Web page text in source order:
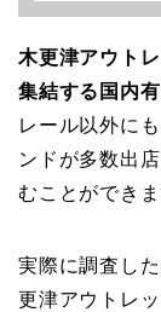
木更津アウト
集結する国内
レール以外に
ンドが多数出
むことができま
実際に調査し
更津アウトレ